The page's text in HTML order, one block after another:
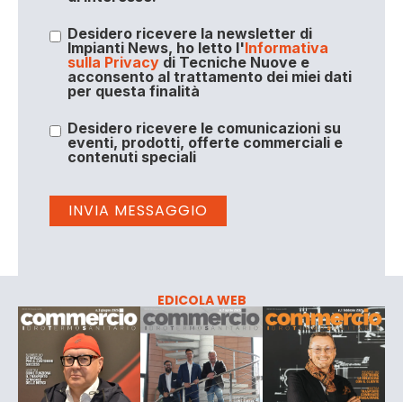
Desidero ricevere la newsletter di
Impianti News, ho letto l'Informativa
sulla Privacydi Tecniche Nuove e
acconsento al trattamento dei miei dati
per questa finalità
Desidero ricevere le comunicazioni su
eventi, prodotti, offerte commerciali e
contenuti speciali
EDICOLA WEB